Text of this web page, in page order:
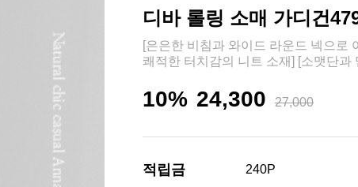
디바 롤링 소매 가디건
[은은한 비침과 와이드 라운드 넥으로
쾌적한 터치감의 니트 소재] [소맷단
10% 24,300 27,000
적립금 240P